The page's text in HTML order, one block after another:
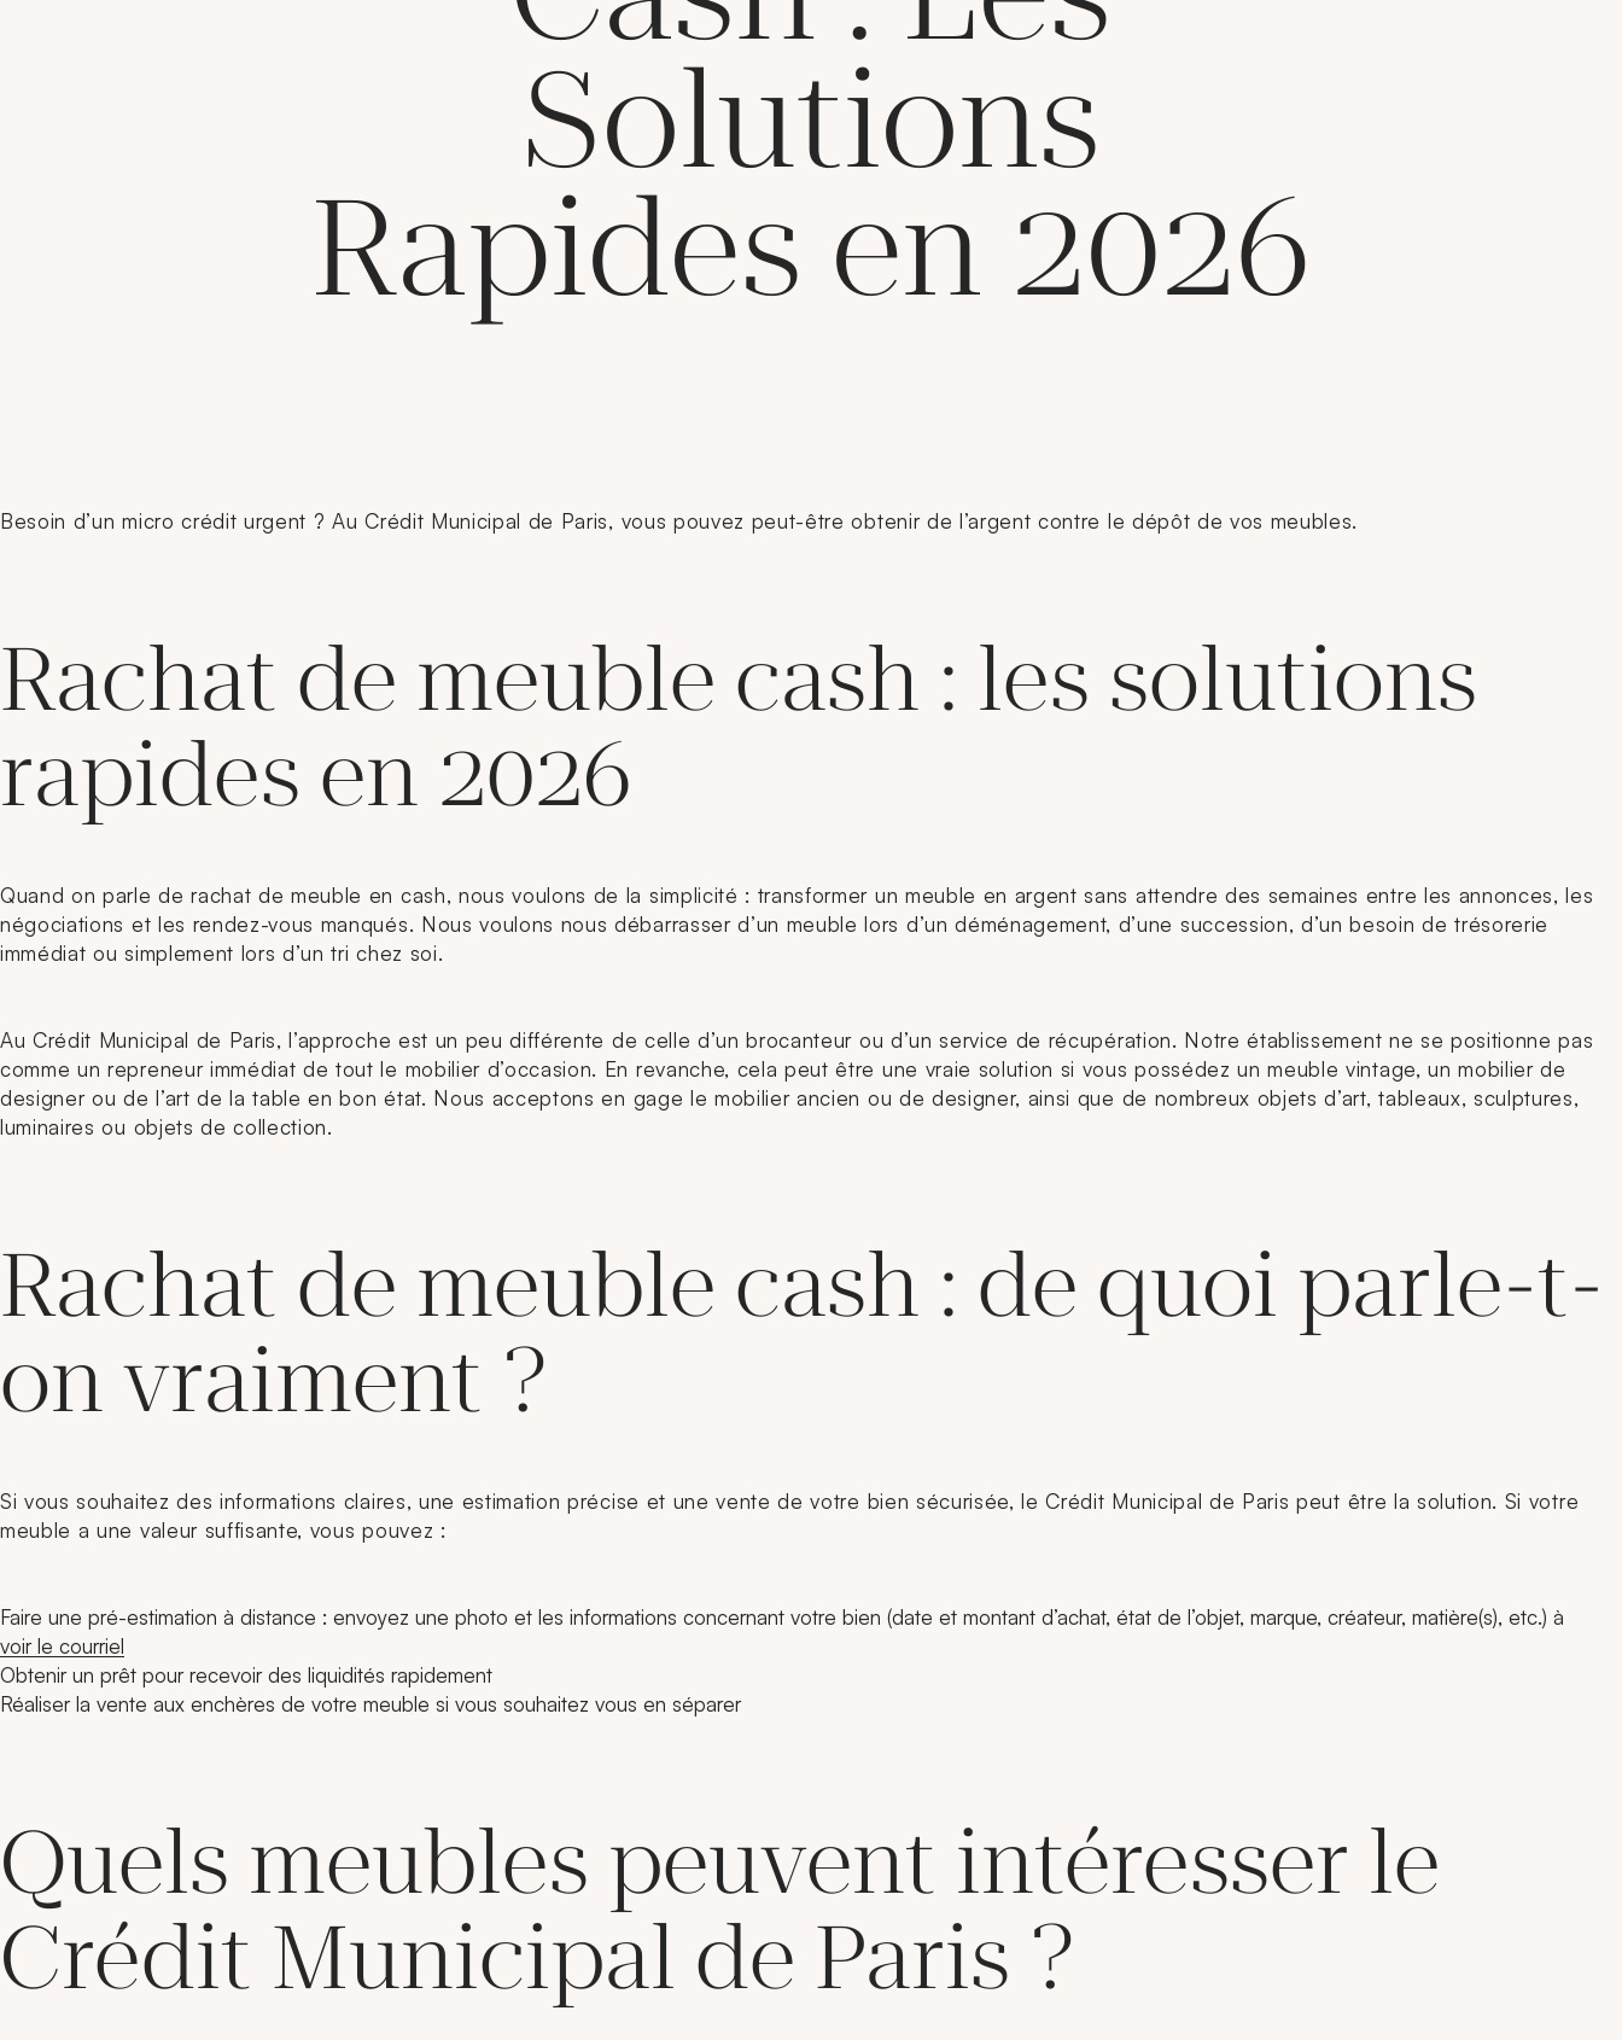
Solutions
Rapides en 2026
Besoin d’un micro crédit urgent ? Au Crédit Municipal de Paris, vous pouvez peut-être obtenir de l’argent contre le dépôt de vos meubles.
Rachat de meuble cash : les solutions
rapides en 2026
Quand on parle de rachat de meuble en cash, nous voulons de la simplicité : transformer un meuble en argent sans attendre des semaines entre les annonces, les
négociations et les rendez-vous manqués. Nous voulons nous débarrasser d’un meuble lors d’un déménagement, d’une succession, d’un besoin de trésorerie
immédiat ou simplement lors d’un tri chez soi.
Au Crédit Municipal de Paris, l’approche est un peu différente de celle d’un brocanteur ou d’un service de récupération. Notre établissement ne se positionne pas
comme un repreneur immédiat de tout le mobilier d’occasion. En revanche, cela peut être une vraie solution si vous possédez un meuble vintage, un mobilier de
designer ou de l’art de la table en bon état. Nous acceptons en gage le mobilier ancien ou de designer, ainsi que de nombreux objets d’art, tableaux, sculptures,
luminaires ou objets de collection.
Rachat de meuble cash : de quoi parle-t-
on vraiment ?
Si vous souhaitez des informations claires, une estimation précise et une vente de votre bien sécurisée, le Crédit Municipal de Paris peut être la solution. Si votre
meuble a une valeur suffisante, vous pouvez :
Faire une pré-estimation à distance : envoyez une photo et les informations concernant votre bien (date et montant d’achat, état de l’objet, marque, créateur, matière(s), etc.) à
voir le courriel
Obtenir un prêt pour recevoir des liquidités rapidement
Réaliser la vente aux enchères de votre meuble si vous souhaitez vous en séparer
Quels meubles peuvent intéresser le
Crédit Municipal de Paris ?